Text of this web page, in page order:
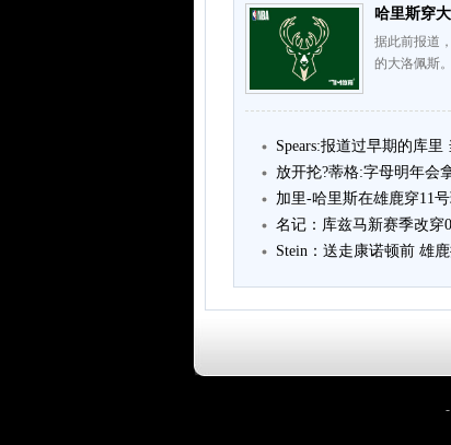
哈里斯穿
据此前报道
的大洛佩斯
Spears:报道过早期的库
放开抡?蒂格:字母明年会
加里-哈里斯在雄鹿穿11
名记：库兹马新赛季改穿
Stein：送走康诺顿前 雄
-